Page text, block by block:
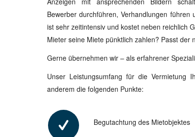
Bewerber durchführen, Verhandlungen
ist sehr zeitintensiv und kostet neben reichlich
Mieter seine Miete pünktlich zahlen? Passt
Gerne übernehmen wir – als erfahrener
Unser Leistungsumfang für die Vermietung
anderem die folgenden Punkte:
Begutachtung des Mietobjektes